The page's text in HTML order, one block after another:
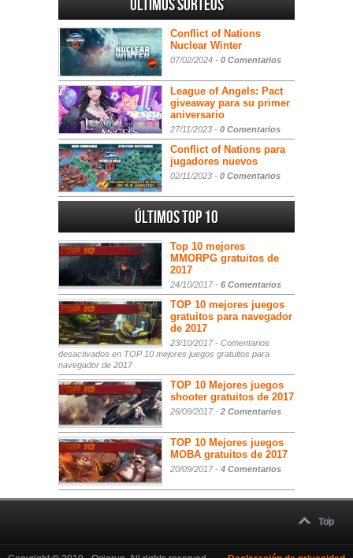
Últimos sorteos
Conflict of Nations
Nuclear Winter
07/02/2024 - 0 Comentarios
League of Angels: Pact
giveaway para su primer
aniversario
27/11/2023 - 0 Comentarios
Conflict of Nations para
jugadores nuevos
02/11/2023 - 0 Comentarios
Últimos Top 10
Top 10 mejores
MMORPG gratuitos de
2017
24/10/2017 - 6 Comentarios
TOP 10 mejores juegos
gratuitos para navegador
de 2017
23/10/2017 - Comentarios
desactivados en TOP 10 mejores juegos gratuitos para
navegador de 2017
TOP 10 Mejores juegos
shooter gratuitos de 2017
26/09/2017 - 2 Comentarios
TOP 10 Mejores juegos
MOBA gratuitos de 2017
20/09/2017 - 4 Comentarios
Top